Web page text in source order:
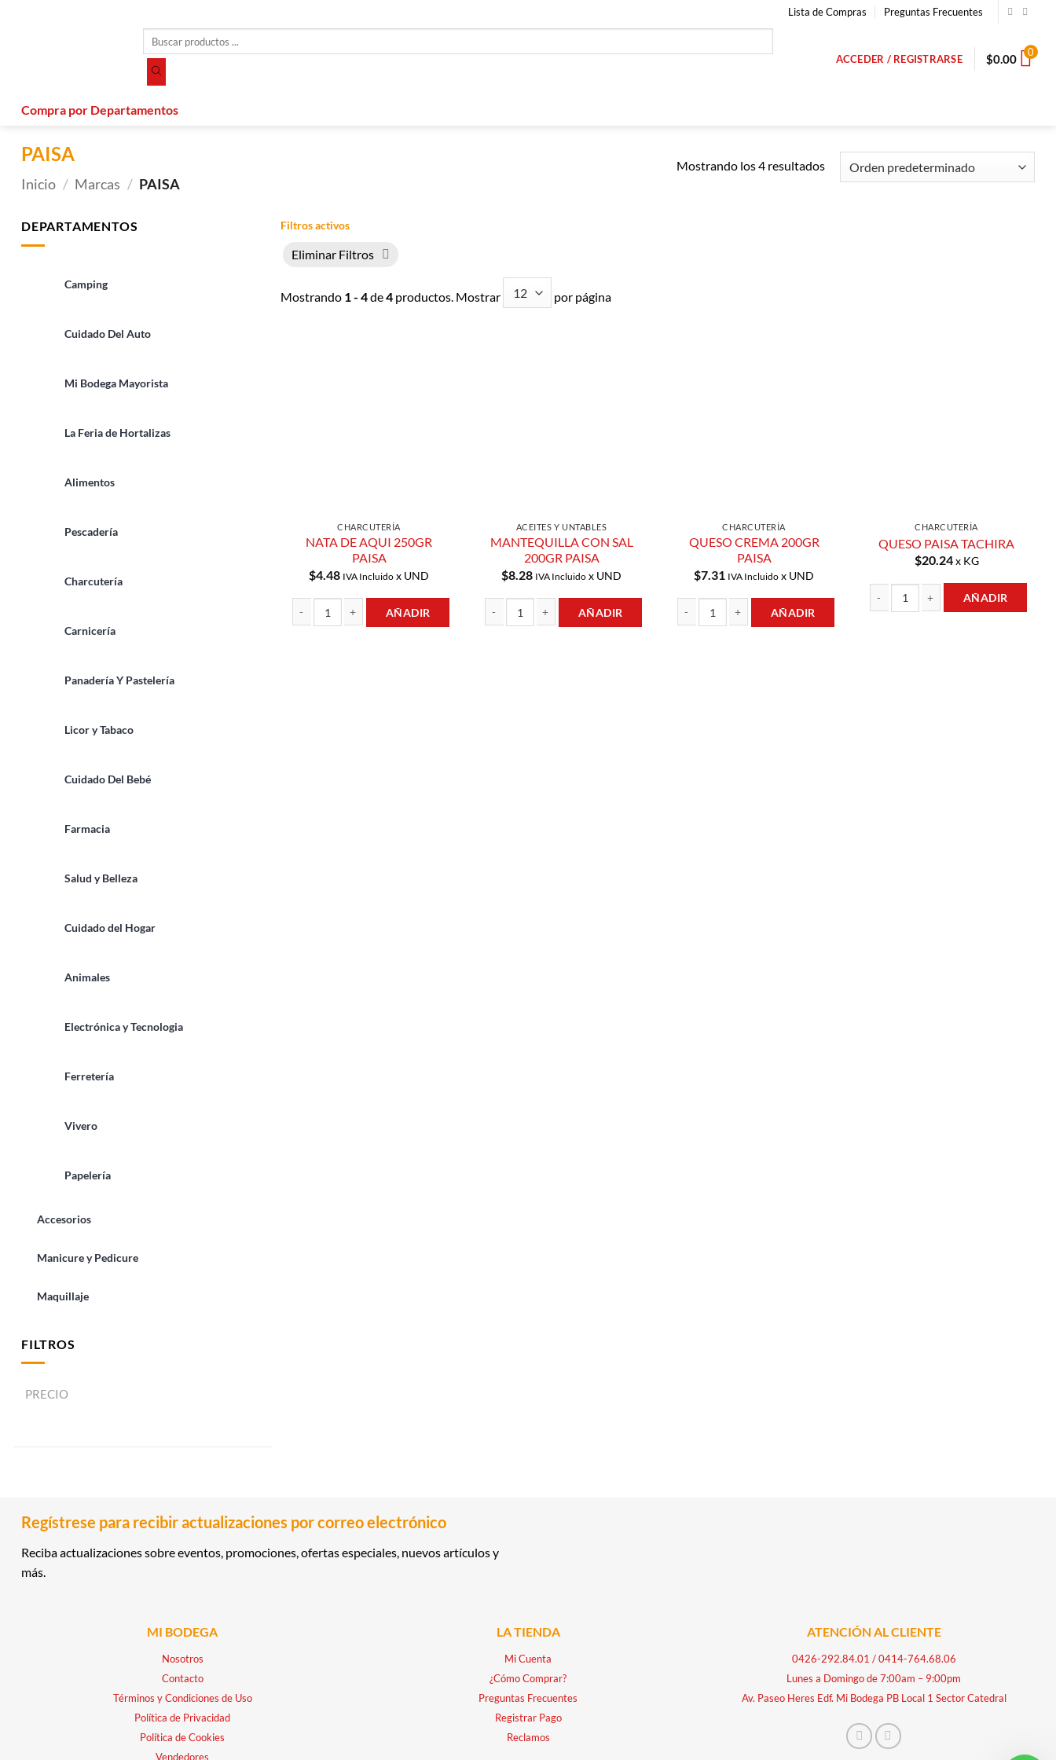
Lista de Compras Preguntas Frecuentes
productos
ACCEDER / REGISTRARSE $0.00 0
Compra por Departamentos
PAISA
Inicio / Marcas / PAISA
Mostrando los 4 resultados
DEPARTAMENTOS
Camping
Cuidado Del Auto
Mi Bodega Mayorista
La Feria de Hortalizas
Alimentos
Pescadería
Charcutería
Carnicería
Panadería Y Pastelería
Licor y Tabaco
Cuidado Del Bebé
Farmacia
Salud y Belleza
Cuidado del Hogar
Animales
Electrónica y Tecnologia
Ferretería
Vivero
Papelería
Accesorios
Manicure y Pedicure
Maquillaje
FILTROS
PRECIO
Filtros activos
Eliminar Filtros
Mostrando 1 - 4de4 productos. Mostrar por página
CHARCUTERÍA
NATA DE AQUI 250GR
PAISA
$4.48 IVA Incluido x UND
AÑADIR
ACEITES Y UNTABLES
MANTEQUILLA CON SAL
200GR PAISA
$8.28 IVA Incluido x UND
AÑADIR
CHARCUTERÍA
QUESO CREMA 200GR
PAISA
$7.31 IVA Incluido x UND
AÑADIR
CHARCUTERÍA
QUESO PAISA TACHIRA
$20.24x KG
AÑADIR
Regístrese para recibir actualizaciones por correo electrónico
Reciba actualizaciones sobre eventos, promociones, ofertas especiales, nuevos artículos y
más.
MI BODEGA
Nosotros
Contacto
Términos y Condiciones de Uso
Política de Privacidad
Política de Cookies
Vendedores
LA TIENDA
Mi Cuenta
¿Cómo Comprar?
Preguntas Frecuentes
Registrar Pago
Reclamos
ATENCIÓN AL CLIENTE
0426-292.84.01 /0414-764.68.06
Lunes a Domingo de 7:00am – 9:00pm
Av. Paseo Heres Edf. Mi Bodega PB Local 1 Sector Catedral